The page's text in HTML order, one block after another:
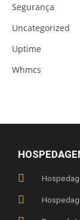
Segurança
Uncategorized
Uptime
Whmcs